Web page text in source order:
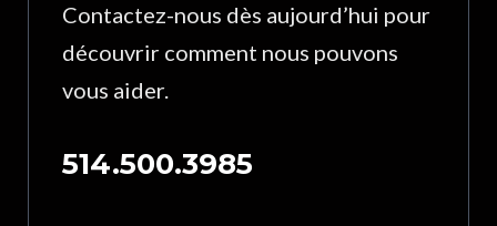
Contactez-nous dès aujourd’hui pour
découvrir comment nous pouvons
vous aider.
514.500.3985